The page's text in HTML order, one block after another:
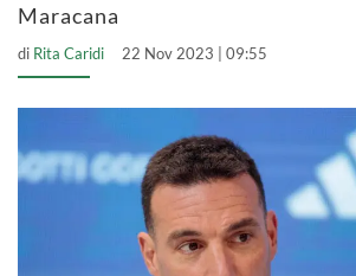
Maracana
di Rita Caridi 22 Nov 2023 | 09:55